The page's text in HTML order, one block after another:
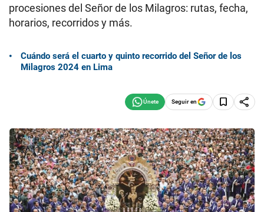
procesiones del Señor de los Milagros: rutas, fecha,
horarios, recorridos y más.
Cuándo será el cuarto y quinto recorrido del Señor de los
Milagros 2024 en Lima
Seguir en